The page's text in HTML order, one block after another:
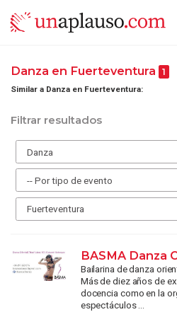
Danza en Fuerteventura 1
Similar a Danza en Fuerteventura:
Filtrar resultados
BASMA Danza
Bailarina de danza
Más de diez años de
docencia como en la
espectáculos ...